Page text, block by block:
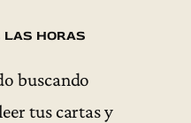
las horas
buscando
tus cartas y